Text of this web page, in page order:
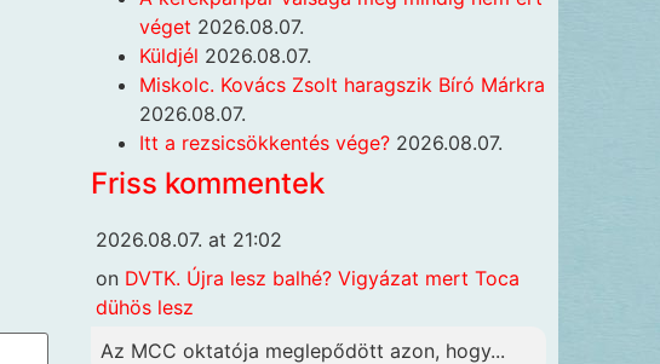
véget 2026.08.07.
Küldjél 2026.08.07.
Miskolc. Kovács Zsolt haragszik Bíró Márkra
2026.08.07.
Itt a rezsicsökkentés vége? 2026.08.07.
Friss kommentek
2026.08.07. at 21:02
on DVTK. Újra lesz balhé? Vigyázat mert Toca
dühös lesz
Az MCC oktatója meglepődött azon, hogy...